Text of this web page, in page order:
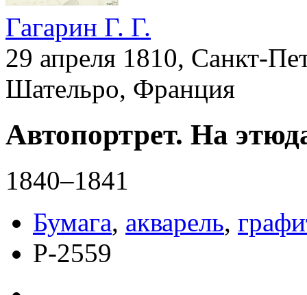
Гагарин Г. Г.
29 апреля 1810, Санкт-
Шательро, Франция
Автопортрет. На
1840–1841
Бумага, акварель,
Р-2559